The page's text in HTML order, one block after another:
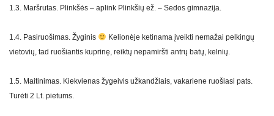
1.3. Maršrutas. Plinkšės – aplink Plinkšių ež. – Sedos gimnazija.
1.4. Pasiruošimas. Žyginis
Kelionėje ketinama įveikti nemažai pelkingų
vietovių, tad ruošiantis kuprinę, reiktų nepamiršti antrų batų, kelnių.
1.5. Maitinimas. Kiekvienas žygeivis užkandžiais, vakariene ruošiasi pats.
Turėti 2 Lt. pietums.